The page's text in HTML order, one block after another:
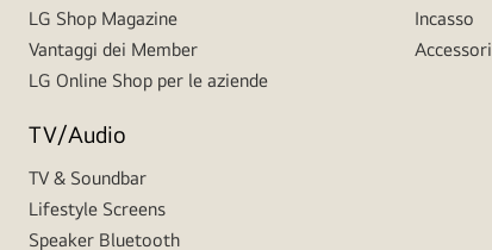
LG Shop Magazine
Vantaggi dei Member
LG Online Shop per le aziende
TV/Audio
TV & Soundbar
Lifestyle Screens
Speaker Bluetooth
Incasso
Accessori